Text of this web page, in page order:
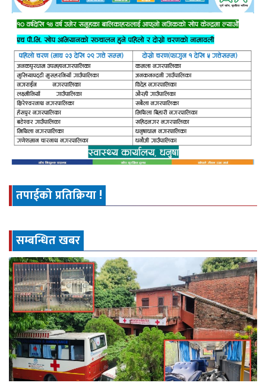
तपाईको प्रतिक्रिया !
सम्बन्धित खबर